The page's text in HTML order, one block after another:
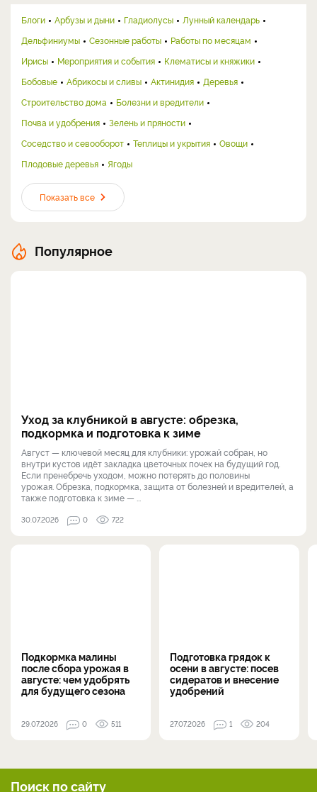
Блоги Арбузы и дыни Гладиолусы
Лунный календарь
Дельфиниумы
Сезонные работы
Работы по месяцам
Ирисы
Мероприятия и события
Клематисы и княжики
Бобовые
Абрикосы и сливы Актинидия
Деревья
Строительство дома
Болезни и вредители
Почва и удобрения
Зелень и пряности
Соседство и севооборот
Теплицы и укрытия
Овощи
Плодовые деревья
Ягоды
Показать все
Популярное
Уход за клубникой в августе: обрезка,
подкормка и подготовка к зиме
Август — ключевой месяц для клубники: урожай собран, но
внутри кустов идёт закладка цветочных почек на будущий год.
Если пренебречь уходом, можно потерять до половины
урожая. Обрезка, подкормка, защита от болезней и вредителей, а
также подготовка к зиме — ...
30.07.2026 0 722
Подкормка малины
после сбора урожая в
августе: чем удобрять
для будущего сезона
29.07.2026 0 511
Подготовка грядок к
осени в августе: посев
сидератов и внесение
удобрений
27.07.2026 1 204
Поиск по сайту